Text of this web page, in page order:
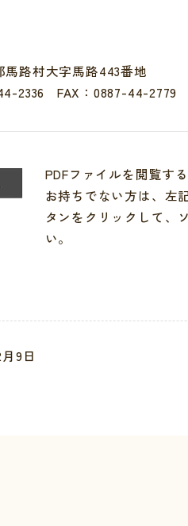
馬路村大字馬路443番地
2336 FAX：0887-44-2779
PDFファイルを閲覧す
お持ちでない方は、左
タンをクリックして、
い。
9日